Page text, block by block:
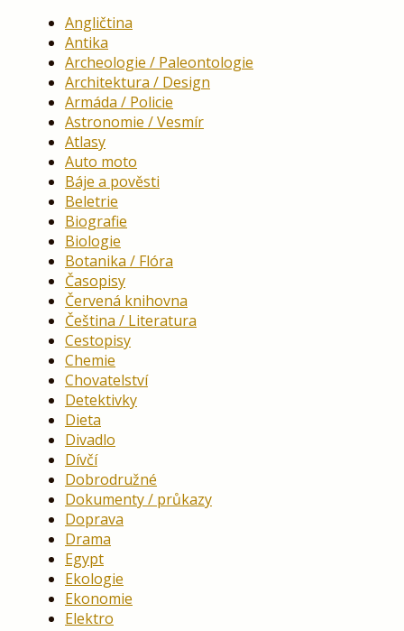
Angličtina
Antika
Archeologie / Paleontologie
Architektura / Design
Armáda / Policie
Astronomie / Vesmír
Atlasy
Auto moto
Báje a pověsti
Beletrie
Biografie
Biologie
Botanika / Flóra
Časopisy
Červená knihovna
Čeština / Literatura
Cestopisy
Chemie
Chovatelství
Detektivky
Dieta
Divadlo
Dívčí
Dobrodružné
Dokumenty / průkazy
Doprava
Drama
Egypt
Ekologie
Ekonomie
Elektro